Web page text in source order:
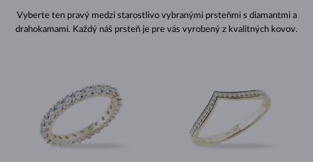
Vyberte ten pravý medzi starostlivo vybranými prsteňmi s diamantmi a
drahokamami. Každý náš prsteň je pre vás vyrobený z kvalitných kovov.